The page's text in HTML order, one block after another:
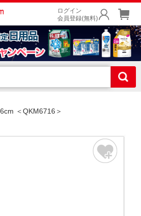
ログイン
会員登録(無料)
＜QKM6716＞